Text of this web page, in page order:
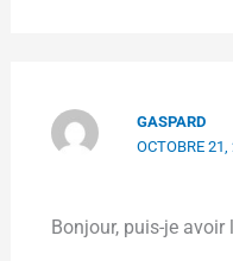
GASPARD
OCTOBRE
Bonjour, puis-je avoir